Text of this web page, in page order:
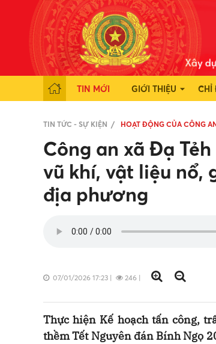
TIN MỚI GIỚI THIỆU CHỈ
TIN TỨC - SỰ KIỆN HOẠT ĐỘNG CỦA CÔNG
Công an xã Đạ
vũ khí, vật liệu
địa phương
07/01/2026 17:23 | 246 |
Thực hiện Kế hoạch tấn công,
thềm Tết Nguyên đán Bính Ngọ